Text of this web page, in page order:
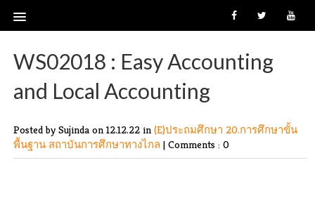
WS02018 : Easy Accounting
and Local Accounting
Posted by Sujinda on 12.12.22 in (E)ประถมศึกษา 20.การศึกษาขั้น
พื้นฐาน สถาบันการศึกษาทางไกล | Comments : 0